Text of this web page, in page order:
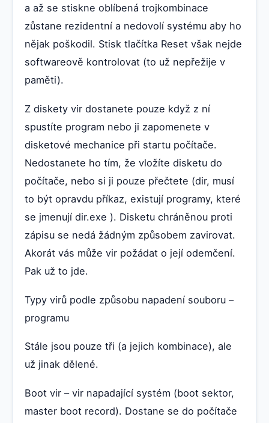
a až se stiskne oblíbená trojkombinace
zůstane rezidentní a nedovolí systému aby ho
nějak poškodil. Stisk tlačítka Reset však nejde
softwareově kontrolovat (to už nepřežije v
paměti).
Z diskety vir dostanete pouze když z ní
spustíte program nebo ji zapomenete v
disketové mechanice při startu počítače.
Nedostanete ho tím, že vložíte disketu do
počítače, nebo si ji pouze přečtete (dir, musí
to být opravdu příkaz, existují programy, které
se jmenují dir.exe ). Disketu chráněnou proti
zápisu se nedá žádným způsobem zavirovat.
Akorát vás může vir požádat o její odemčení.
Pak už to jde.
Typy virů podle způsobu napadení souboru –
programu
Stále jsou pouze tři (a jejich kombinace), ale
už jinak dělené.
Boot vir – vir napadající systém (boot sektor,
master boot record). Dostane se do počítače